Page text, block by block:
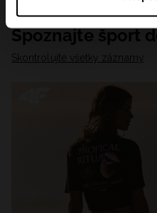
zobrazovania online
prieskum, upravili obsah a
našimi partnermi (napr.
údajov a v časti
Spoznajte šport
Skontrolujte všetky záznamy